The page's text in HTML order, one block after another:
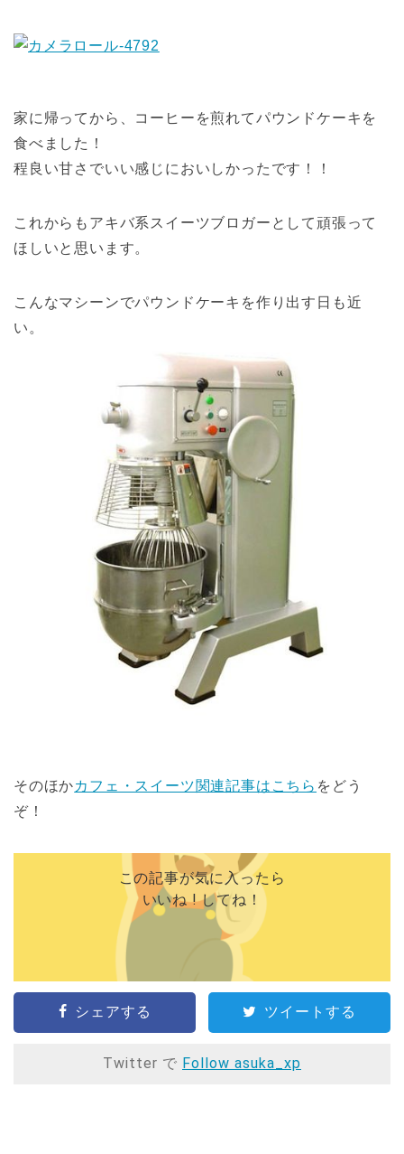
家に帰ってから、コーヒーを煎れてパウンドケーキを
食べました！
程良い甘さでいい感じにおいしかったです！！
これからもアキバ系スイーツブロガーとして頑張って
ほしいと思います。
こんなマシーンでパウンドケーキを作り出す日も近
い。
そのほかカフェ・スイーツ関連記事はこちら をどう
ぞ！
この記事が気に入ったら
いいね ! してね！
シェアする ツイートする
Twitter で Follow asuka_xp